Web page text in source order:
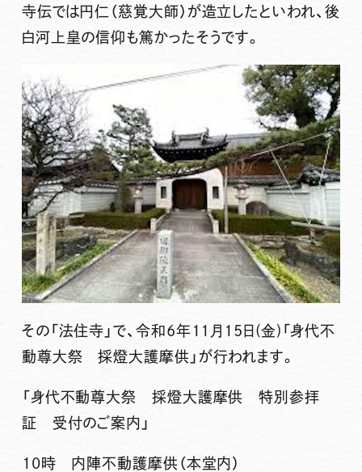
寺伝では円仁（慈覚大師）が造立したといわれ、後
白河上皇の信仰も篤かったそうです。
その「法住寺」で、 令和6年11月15日(金)「身代不
動尊大祭 採燈大護摩供」 が行われます。
「身代不動尊大祭 採燈大護摩供 特別参拝
証 受付のご案内」
10時 内陣不動護摩供（本堂内）